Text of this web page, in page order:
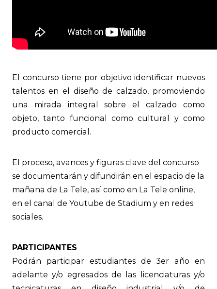
El concurso tiene por objetivo identificar nuevos
talentos en el diseño de calzado, promoviendo
una mirada integral sobre el calzado como
objeto, tanto funcional como cultural y como
producto comercial.
El proceso, avances y figuras clave del concurso
se documentarán y difundirán en el espacio de la
mañana de La Tele, así como en La Tele online,
en el canal de Youtube de Stadium y en redes
sociales.
PARTICIPANTES
Podrán participar estudiantes de 3er año en
adelante y/o egresados de las licenciaturas y/o